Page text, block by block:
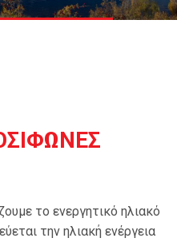
το ενεργητικό ηλιακό
την ηλιακή ενέργεια